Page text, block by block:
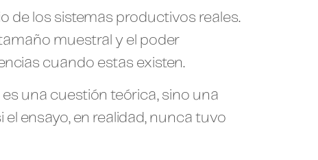
de los sistemas productivos reales.
muestral y el poder
cuando estas existen.
una cuestión teórica, sino una
ensayo, en realidad, nunca tuvo